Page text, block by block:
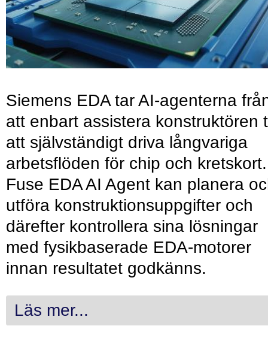
Siemens EDA tar AI-agenterna
att enbart assistera konstruktören
att självständigt driva långvariga
arbetsflöden för chip och kretskort.
Fuse EDA AI Agent kan planera
utföra konstruktionsuppgifter och
därefter kontrollera sina lösningar
med fysikbaserade EDA-motorer
innan resultatet godkänns.
Läs mer...